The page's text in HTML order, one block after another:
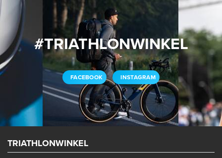
#TRIATHLONWINKEL
FACEBOOK INSTAGRAM
TRIATHLONWINKEL